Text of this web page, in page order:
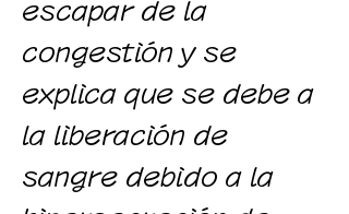
escapar de la
congestión y se
explica que se debe a
la liberación de
sangre debido a la